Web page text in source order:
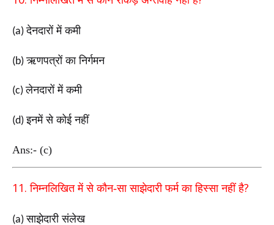
(a)देनदारों में कमी
(b)ऋणपत्रों का निर्गमन
(c)लेनदारों में कमी
(d)इनमें से कोई नहीं
Ans:- (c)
11.निम्नलिखित में से कौन-सा साझेदारी फर्म का हिस्सा नहीं है?
(a)साझेदारी संलेख